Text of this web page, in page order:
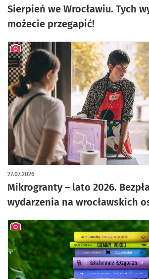
Sierpień we Wrocławiu. Tych
możecie przegapić!
Mikrogranty – lato 2026.
wydarzenia na wrocławskich
27.07.2026
artykuł z galerią zdjęć